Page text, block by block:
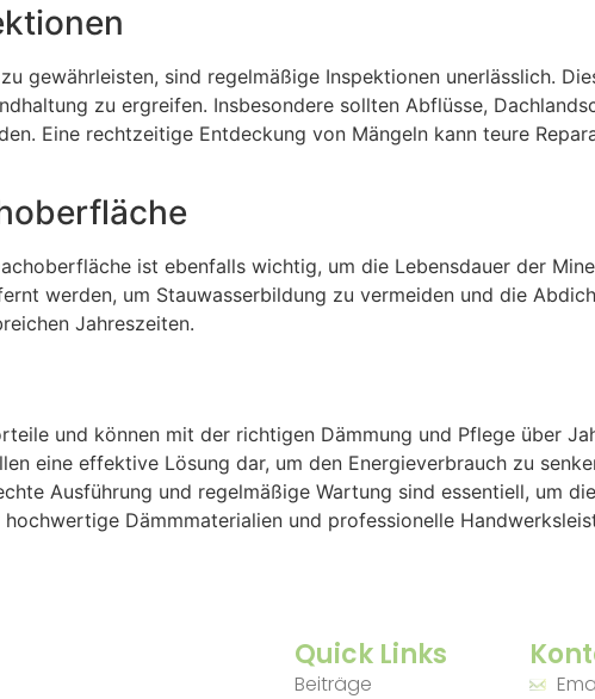
gewährleisten, sind regelmäßige Inspektionen unerlässlich.
zu ergreifen. Insbesondere sollten Abflüsse,
Eine rechtzeitige Entdeckung von Mängeln kann teure
ist ebenfalls wichtig, um die Lebensdauer der
werden, um Stauwasserbildung zu vermeiden und die
Jahreszeiten.
und können mit der richtigen Dämmung und Pflege über
eine effektive Lösung dar, um den Energieverbrauch zu
Ausführung und regelmäßige Wartung sind essentiell, um
Dämmmaterialien und professionelle
Quick Links
Beiträge